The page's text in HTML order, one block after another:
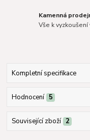
Kamenná
Vše k
Kompletní specifikace
Hodnocení 5
Související zboží 2